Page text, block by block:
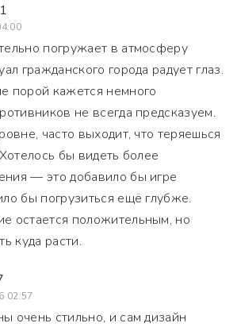
погружает в атмосферу
гражданского города радует глаз.
порой кажется немного
не всегда предсказуем.
часто выходит, что теряешься
бы видеть более
— это добавило бы игре
бы погрузиться ещё глубже.
остается положительным, но
куда расти.
02:57
очень стильно, и сам дизайн